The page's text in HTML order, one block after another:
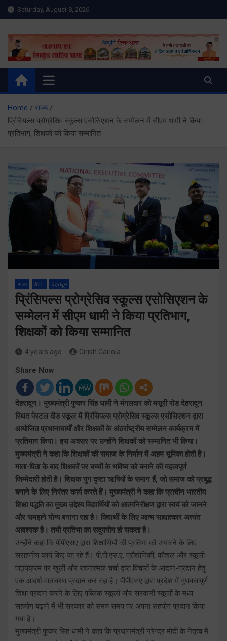
Skip
to
Saturday, August 8, 2026
Meru Raibar | Uttarakhand
News | Uttarkashi News
meruraibar.com
Home
राज्य
प्रिंसिपल्स प्रोग्रेसिव स्कूल्स एसोसिएशन के सम्मेलन में सीएम धामी ने किया
प्रतिभाग, शिक्षकों को किया सम्मानित
राज्य ALL देहरादून
प्रिंसिपल्स प्रोग्रेसिव स्कूल्स एसोसिएशन के
सम्मेलन में सीएम धामी ने किया प्रतिभाग,
शिक्षकों को किया सम्मानित
4 years ago Girish Gairola
Share Now
देहरादून। मुख्यमंत्री पुष्कर सिंह धामी ने मंगलवार को मसूरी रोड देहरादून
स्थित पेस्टल वीड स्कूल में प्रिंसिपल्स प्रोग्रेसिव स्कूल्स एसोसिएशन द्वारा
आयोजित प्रधानाचार्यों और शिक्षकों के अंतर्राष्ट्रीय सम्मेलन कार्यक्रम में
प्रतिभाग किया। इस अवसर पर उन्होंने शिक्षकों को सम्मानित भी किया।
मुख्यमंत्री ने कहा कि शिक्षकों की समाज के निर्माण में अहम भूमिका होती है।
माता-पिता के बाद शिक्षकों पर बच्चों के भविष्य को बनाने की महत्वपूर्ण
जिम्मेदारी होती है। शिक्षक युग दृष्टा ऋषियों के समान हैं, जो समाज को प्रबुद्ध
बनाने के लिए निरंतर कार्य करते हैं। मुख्यमंत्री ने कहा कि प्राचीन भारतीय
शिक्षा पद्धति का मुख्य उद्देश्य विद्यार्थियों को आत्मनिरीक्षण द्वारा स्वयं को जानने
और समझने योग्य बनाना रहा है। विद्यार्थी के लिए आत्म साक्षात्कार अत्यंत
आवश्यक है। तभी प्रतिभा का सदुपयोग हो सकता है।
उन्होंने कहा कि पीपीएसए द्वारा शिक्षार्थियों की प्रतिभा को उभारने के लिए
सराहनीय कार्य किए जा रहे हैं। पी.पी.एस.ए. प्रौद्योगिकी, कौशल और स्कूली
पाठ्यक्रम पर खुली और रचनात्मक चर्चा द्वारा विचारों के आदान-प्रदान हेतु
एक आदर्श वातावरण प्रदान कर रहा है। पीपीएसए द्वारा प्रदेश में गुणवत्तापूर्ण
शिक्षा प्रदान करने के लिए पब्लिक स्कूलों और सरकारी स्कूलों के मध्य
सहयोग बढ़ाने में भी सरकार को समय समय पर अपना सहयोग प्रदान किया
गया है।
मुख्यमंत्री पुष्कर सिंह धामी ने कहा कि प्रधानमंत्री नरेन्द्र मोदी के नेतृत्व में